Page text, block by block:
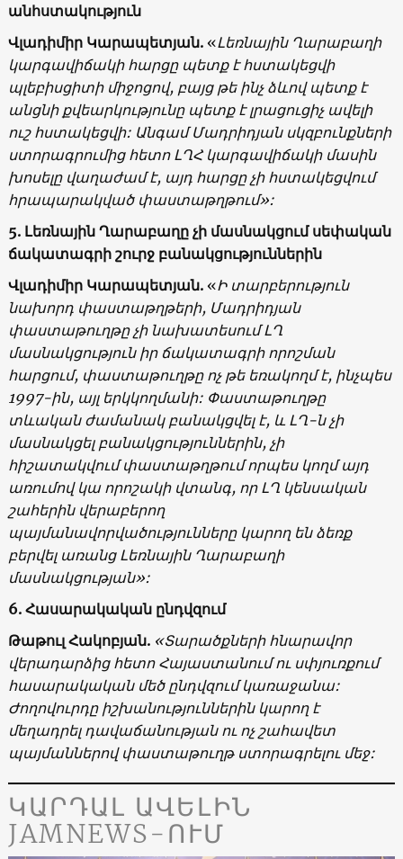
անհստակություն
Վլադիմիր Կարապետյան.«Լեռնային Ղարաբաղի
կարգավիճակի հարցը պետք է հստակեցվի
պլեբիսցիտի միջոցով, բայց թե ինչ ձևով պետք է
անցնի քվեարկությունը պետք է լրացուցիչ ավելի
ուշ հստակեցվի: Անգամ Մադրիդյան սկզբունքների
ստորագրումից հետո ԼՂՀ կարգավիճակի մասին
խոսելը վաղաժամ է, այդ հարցը չի հստակեցվում
հրապարակված փաստաթղթում»:
5. Լեռնային Ղարաբաղը չի մասնակցում սեփական
ճակատագրի շուրջ բանակցություններին
Վլադիմիր Կարապետյան.«Ի տարբերություն
նախորդ փաստաթղթերի, Մադրիդյան
փաստաթուղթը չի նախատեսում ԼՂ
մասնակցություն իր ճակատագրի որոշման
հարցում, փաստաթուղթը ոչ թե եռակողմ է, ինչպես
1997-ին, այլ երկկողմանի: Փաստաթուղթը
տևական ժամանակ բանակցվել է, և ԼՂ-ն չի
մասնակցել բանակցություններին, չի
հիշատակվում փաստաթղթում որպես կողմ այդ
առումով կա որոշակի վտանգ, որ ԼՂ կենսական
շահերին վերաբերող
պայմանավորվածությունները կարող են ձեռք
բերվել առանց Լեռնային Ղարաբաղի
մասնակցության»:
6. Հասարակական ընդվզում
Թաթուլ Հակոբյան. «Տարածքների հնարավոր
վերադարձից հետո Հայաստանում ու սփյուռքում
հասարակական մեծ ընդվզում կառաջանա:
Ժողովուրդը իշխանություններին կարող է
մեղադրել դավաճանության ու ոչ շահավետ
պայմաններով փաստաթուղթ ստորագրելու մեջ:
ԿԱՐԴԱԼ ԱՎԵԼԻՆ
JAMNEWS-ՈՒՄ